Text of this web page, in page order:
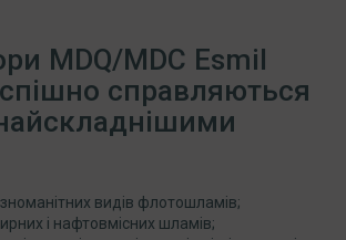
MDQ/MDC Esmil
справляються
найскладнішими
видів флотошламів;
і нафтовмісних шламів;